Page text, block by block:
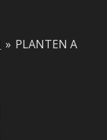
» PLANTEN A